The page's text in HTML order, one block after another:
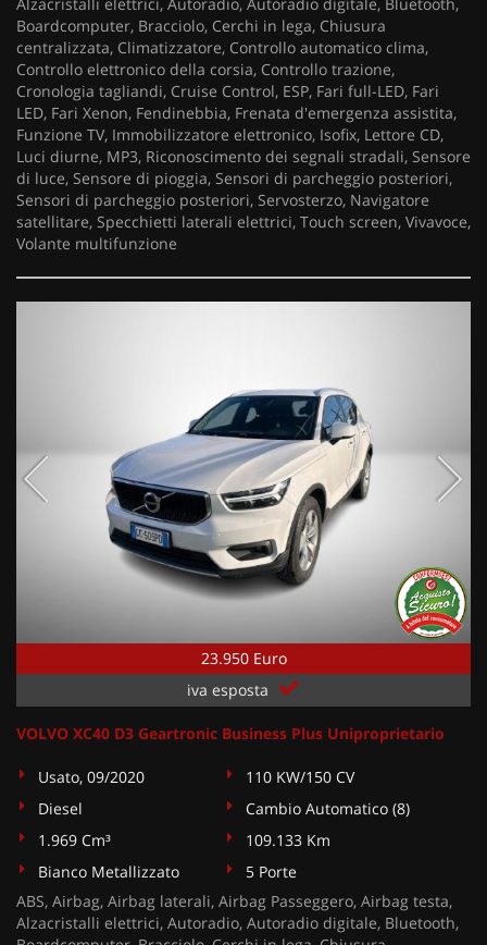
Boardcomputer, Bracciolo, Cerchi in lega, Chiusura
centralizzata, Climatizzatore, Controllo automatico clima,
Controllo elettronico della corsia, Controllo trazione,
Cronologia tagliandi, Cruise Control, ESP, Fari full-LED, Fari
LED, Fari Xenon, Fendinebbia, Frenata d'emergenza assistita,
Funzione TV, Immobilizzatore elettronico, Isofix, Lettore CD,
Luci diurne, MP3, Riconoscimento dei segnali stradali, Sensore
di luce, Sensore di pioggia, Sensori di parcheggio posteriori,
Sensori di parcheggio posteriori, Servosterzo, Navigatore
satellitare, Specchietti laterali elettrici, Touch screen, Vivavoce,
Volante multifunzione
23.950 Euro
iva esposta
VOLVO XC40 D3 Geartronic Business Plus Uniproprietario
Usato, 09/2020
110 KW/150 CV
Diesel
Cambio Automatico (8)
1.969 Cm³
109.133 Km
Bianco Metallizzato
5 Porte
ABS, Airbag, Airbag laterali, Airbag Passeggero, Airbag testa,
Alzacristalli elettrici, Autoradio, Autoradio digitale, Bluetooth,